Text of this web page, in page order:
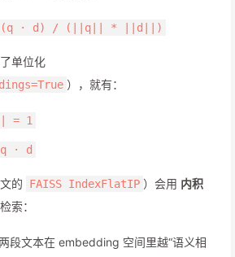
(q · d) / (||q|| * ||d||)
单位化
），就有：
= 1
· d
的 FAISS IndexFlatIP ）会用 内积
索：
段文本在 embedding 空间里越“语义相